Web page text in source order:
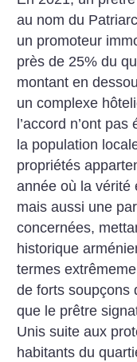
au nom du
un promoteur
près de 25% du
montant en
un complexe
l’accord n’ont
la population
propriétés
année où la vérité
mais aussi une
concernées,
historique
termes
de forts soupçons
que le prêtre
Unis suite aux
habitants du